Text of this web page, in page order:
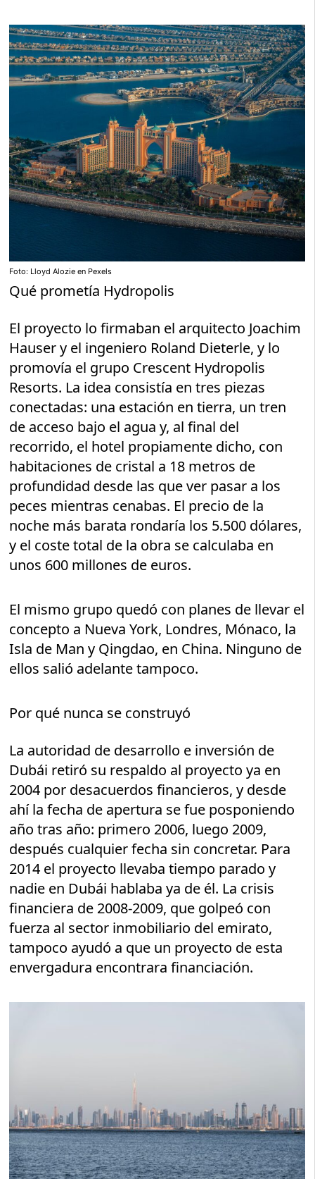
Foto: Lloyd Alozie en Pexels
Qué prometía Hydropolis
El proyecto lo firmaban el arquitecto Joachim
Hauser y el ingeniero Roland Dieterle, y lo
promovía el grupo Crescent Hydropolis
Resorts. La idea consistía en tres piezas
conectadas: una estación en tierra, un tren
de acceso bajo el agua y, al final del
recorrido, el hotel propiamente dicho, con
habitaciones de cristal a 18 metros de
profundidad desde las que ver pasar a los
peces mientras cenabas. El precio de la
noche más barata rondaría los 5.500 dólares,
y el coste total de la obra se calculaba en
unos 600 millones de euros.
El mismo grupo quedó con planes de llevar el
concepto a Nueva York, Londres, Mónaco, la
Isla de Man y Qingdao, en China. Ninguno de
ellos salió adelante tampoco.
Por qué nunca se construyó
La autoridad de desarrollo e inversión de
Dubái retiró su respaldo al proyecto ya en
2004 por desacuerdos financieros, y desde
ahí la fecha de apertura se fue posponiendo
año tras año: primero 2006, luego 2009,
después cualquier fecha sin concretar. Para
2014 el proyecto llevaba tiempo parado y
nadie en Dubái hablaba ya de él. La crisis
financiera de 2008-2009, que golpeó con
fuerza al sector inmobiliario del emirato,
tampoco ayudó a que un proyecto de esta
envergadura encontrara financiación.